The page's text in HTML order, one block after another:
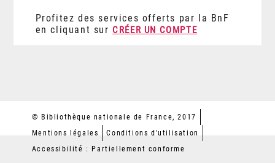
Profitez des services offerts par la BnF
en cliquant sur CRÉER UN COMPTE
© Bibliothèque nationale de France, 2017
Mentions légales
Conditions d'utilisation
Accessibilité : Partiellement conforme